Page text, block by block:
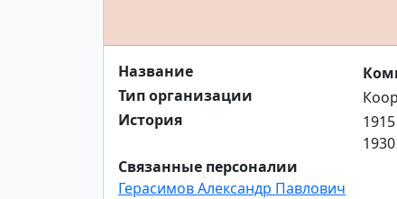
Название
Тип организации
История
Связанные персоналии
Герасимов Александр Павлович